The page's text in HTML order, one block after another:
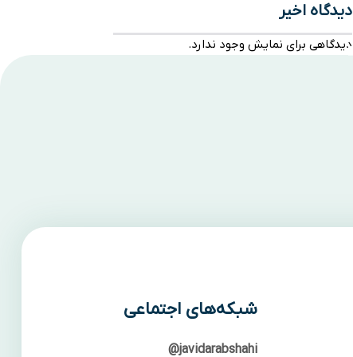
دیدگاه اخیر
دیدگاهی برای نمایش وجود ندارد.
شبکه‌های اجتماعی
javidarabshahi@